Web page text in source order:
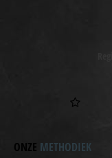
ONZE METHODIEK